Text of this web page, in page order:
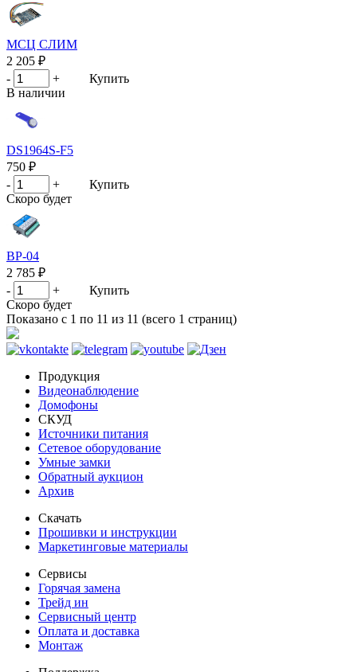
МСЦ СЛИМ
2 205 ₽
-
+
Купить
В наличии
DS1964S-F5
750 ₽
-
+
Купить
Скоро будет
ВР-04
2 785 ₽
-
+
Купить
Скоро будет
Показано с 1 по 11 из 11 (всего 1 страниц)
Продукция
Видеонаблюдение
Домофоны
СКУД
Источники питания
Сетевое оборудование
Умные замки
Обратный аукцион
Архив
Скачать
Прошивки и инструкции
Маркетинговые материалы
Сервисы
Горячая замена
Трейд ин
Сервисный центр
Оплата и доставка
Монтаж